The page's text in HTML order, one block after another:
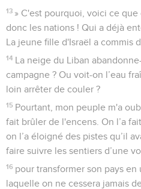
13 » C'est pourquoi, voici ce que
donc les nations ! Qui a déjà
La jeune fille d'Israël a commis
14 La neige du Liban
campagne ? Ou voit-on l’eau
loin arrêter de couler ?
15 Pourtant, mon peuple m'a
fait brûler de l'encens. On l’a
on l’a éloigné des pistes qu’il
faire suivre les sentiers d’une
16 pour transformer son pays
laquelle on ne cessera jamais